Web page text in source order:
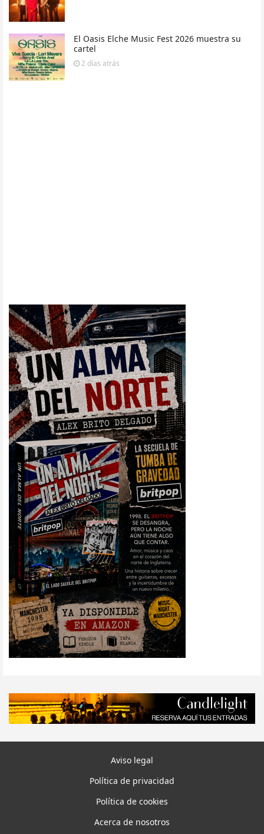
El Oasis Elche Music Fest 2026 muestra su
cartel
2 días atrás
Aviso legal
Política de privacidad
Política de cookies
Acerca de nosotros